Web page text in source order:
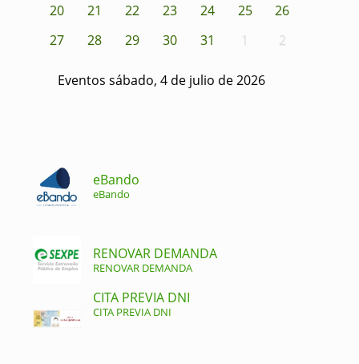
20
21 22 23 24 25
26
27
28 29 30 31 1 2
Eventos sábado, 4 de julio de 2026
eBando
eBando
RENOVAR DEMANDA
RENOVAR DEMANDA
CITA PREVIA DNI
CITA PREVIA DNI